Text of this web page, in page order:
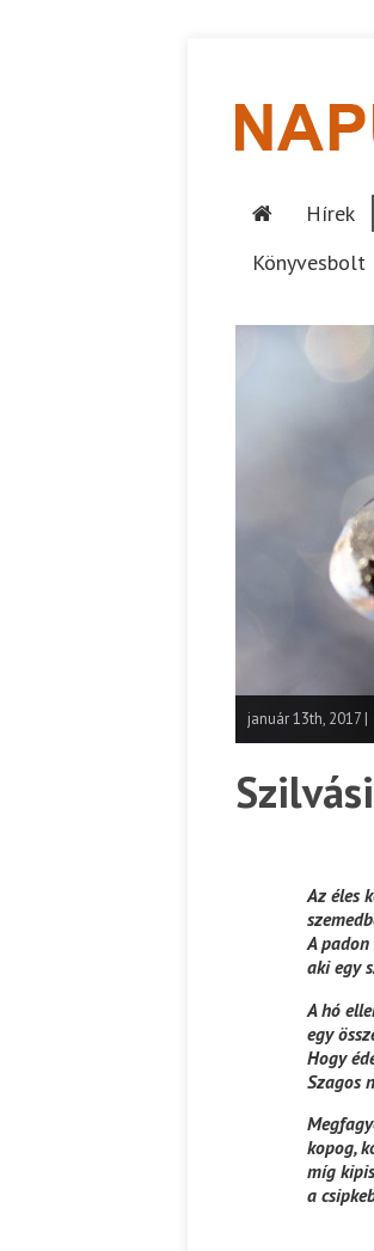
Hírek
Könyvesbolt
január 13th, 2017 |
Az éles
A
aki egy
A hó
egy
Hogy
Szagos
kopog,
míg
a